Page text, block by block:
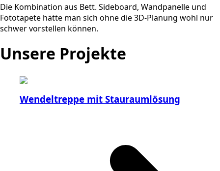
Die Kombination aus Bett. Sideboard, Wandpanelle und
Fototapete hätte man sich ohne die 3D-Planung wohl nur
schwer vorstellen können.
Unsere Projekte
Wendeltreppe mit Stauraumlösung